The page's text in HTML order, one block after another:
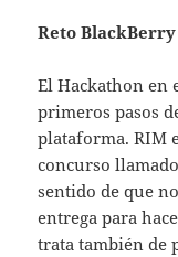
Reto BlackBerry
El Hackathon en
primeros pasos
plataforma. RIM
concurso
sentido de que
entrega para
trata también de